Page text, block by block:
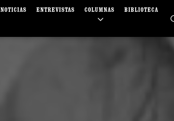
NOTICIAS ENTREVISTAS COLUMNAS BIBLIOTECA